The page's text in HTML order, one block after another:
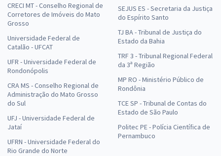
CRECI MT - Conselho Regional de
Corretores de Imóveis do Mato
Grosso
Universidade Federal de
Catalão - UFCAT
UFR - Universidade Federal de
Rondonópolis
CRA MS - Conselho Regional de
Administração do Mato Grosso
do Sul
UFJ - Universidade Federal de
Jataí
UFRN - Universidade Federal do
Rio Grande do Norte
SEJUS ES - Secretaria da Justiça
do Espírito Santo
TJ BA - Tribunal de Justiça do
Estado da Bahia
TRF 3 - Tribunal Regional Federal
da 3ª Região
MP RO - Ministério Público de
Rondônia
TCE SP - Tribunal de Contas do
Estado de São Paulo
Politec PE - Polícia Científica de
Pernambuco